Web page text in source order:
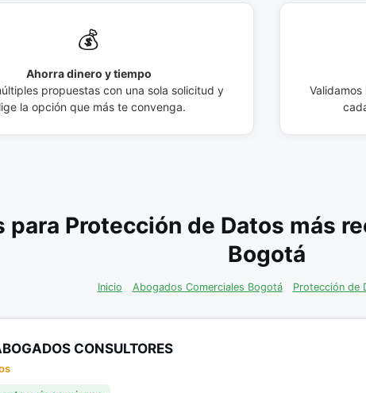
💰
Ahorra dinero y tiempo
propuestas con una sola solicitud y
la opción que más te convenga.
para Protección de Datos más
Bogotá
Inicio Abogados Comerciales Bogotá Protección de
CONSULTORES